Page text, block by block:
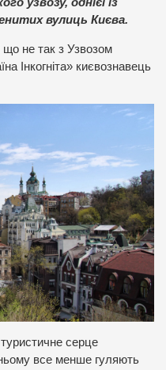
вулиць Києва.
що не так з Узвозом
Інкогніта» києвознавець
серце
все менше гуляють